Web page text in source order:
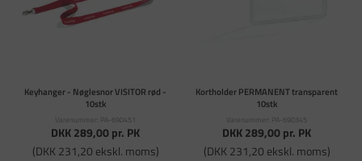
Keyhanger - Nøglesnor VISITOR rød -
10stk
Varenummer: PA-690451
DKK 289,00pr. PK
(DKK 231,20 ekskl. moms)
Kortholder PERMANENT transparent
10stk
Varenummer: PA-690345
DKK 289,00pr. PK
(DKK 231,20 ekskl. moms)